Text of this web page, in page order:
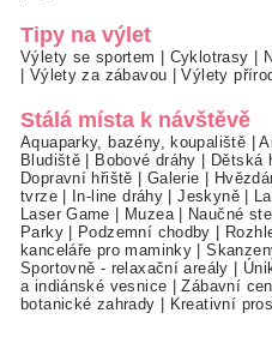
Tipy na výlet
Výlety se sportem Cyklotrasy
Výlety za zábavou |Výlety
Stálá místa k návštěvě
Aquaparky, bazény, koupaliště |
Bludiště
Bobové dráhy Dětská
Dopravní hřiště
Galerie
tvrze| In-line dráhy |Jeskyně|
Laser Game
Muzea| Naučné
Parky| Podzemní chodby
kanceláře pro maminky |
Sportovně - relaxační areály
a indiánské vesnice |Zábavní
botanické zahrady
Kreativní